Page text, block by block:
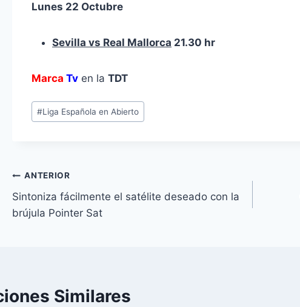
Lunes 22 Octubre
Sevilla vs Real Mallorca 21.30 hr
Marca Tv en la TDT
Etiquetas
de
#Liga Española en Abierto
Navegación
de
ANTERIOR
Sintoniza fácilmente el satélite deseado con la
brújula Pointer Sat
Similares